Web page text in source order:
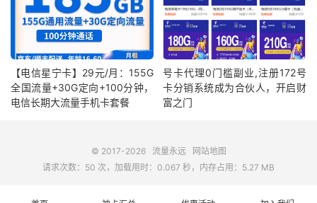
【电信星宁卡】29元/月：155G
全国流量+30G定向+100分钟，
电信长期大流量手机卡套餐
号卡代理0门槛副业,注册172号
卡分销系统成为合伙人，开启财
富之门
© 2017-2026 流量永远
网站地图
请求次数：50 次，加载用时：0.067 秒，内存占用：5.27 MB